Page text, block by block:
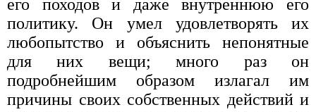
его походов и даже внутреннюю его
политику. Он умел удовлетворять их
любопытство и объяснить непонятные
для них вещи; много раз он
подробнейшим образом излагал им
причины своих собственных действий и